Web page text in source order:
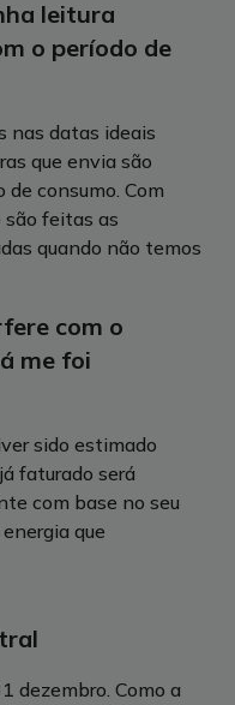
leitura
o período de
nas datas ideais
que envia são
de consumo. Com
são feitas as
quando não temos
com o
me foi
sido estimado
faturado será
com base no seu
que
dezembro. Como a